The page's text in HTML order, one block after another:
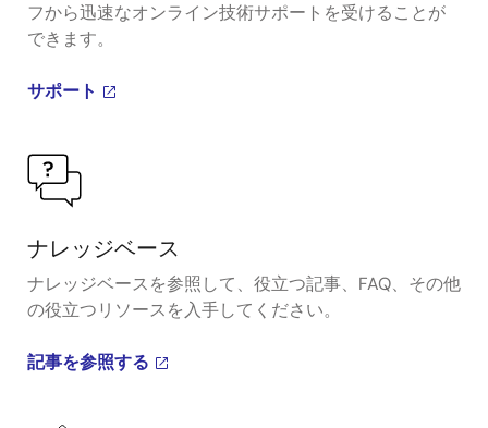
フから迅速なオンライン技術サポートを受けることが
できます。
サポート
ナレッジベース
ナレッジベースを参照して、役立つ記事、FAQ、その他
の役立つリソースを入手してください。
記事を参照する